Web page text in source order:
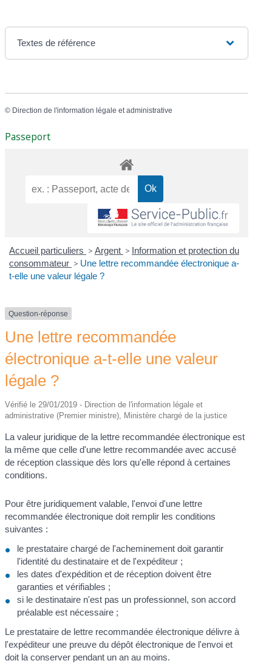
Textes de référence
© Direction de l'information légale et administrative
Passeport
Accueil particuliers > Argent > Information et protection du
consommateur > Une lettre recommandée électronique a-
t-elle une valeur légale ?
Question-réponse
Une lettre recommandée
électronique a-t-elle une valeur
légale ?
Vérifié le 29/01/2019 - Direction de l'information légale et
administrative (Premier ministre), Ministère chargé de la justice
La valeur juridique de la lettre recommandée électronique est
la même que celle d'une lettre recommandée avec accusé
de réception classique dès lors qu'elle répond à certaines
conditions.
Pour être juridiquement valable, l'envoi d'une lettre
recommandée électronique doit remplir les conditions
suivantes :
le prestataire chargé de l'acheminement doit garantir
l'identité du destinataire et de l'expéditeur ;
les dates d'expédition et de réception doivent être
garanties et vérifiables ;
si le destinataire n'est pas un professionnel, son accord
préalable est nécessaire ;
Le prestataire de lettre recommandée électronique délivre à
l'expéditeur une preuve du dépôt électronique de l'envoi et
doit la conserver pendant un an au moins.